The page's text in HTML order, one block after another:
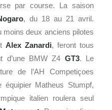
par course. La saison
, du 18 au 21 avril.
moins deux anciens pilotes
Alex Zanardi, feront tous
d’une BMW Z4 GT3. Le
de l’AH Competiçoes
Matheus Stumpf,
italien roulera seul